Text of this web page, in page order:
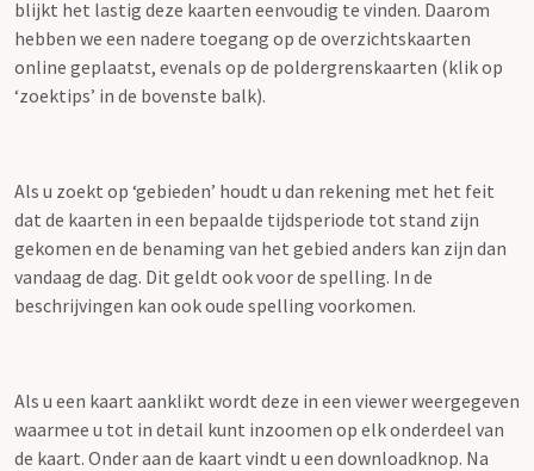
blijkt het lastig deze kaarten eenvoudig te vinden. Daarom
hebben we een nadere toegang op de overzichtskaarten
online geplaatst, evenals op de poldergrenskaarten (klik op
‘zoektips’ in de bovenste balk).
Als u zoekt op ‘gebieden’ houdt u dan rekening met het feit
dat de kaarten in een bepaalde tijdsperiode tot stand zijn
gekomen en de benaming van het gebied anders kan zijn dan
vandaag de dag. Dit geldt ook voor de spelling. In de
beschrijvingen kan ook oude spelling voorkomen.
Als u een kaart aanklikt wordt deze in een viewer weergegeven
waarmee u tot in detail kunt inzoomen op elk onderdeel van
de kaart. Onder aan de kaart vindt u een downloadknop. Na